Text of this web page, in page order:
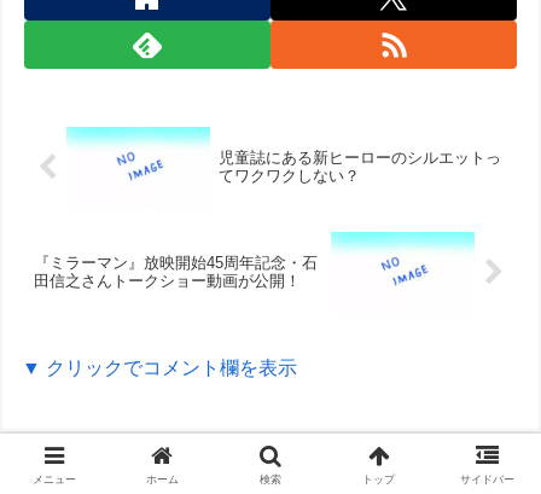
児童誌にある新ヒーローのシルエットっ
てワクワクしない？
『ミラーマン』放映開始45周年記念・石
田信之さんトークショー動画が公開！
▼ クリックでコメント欄を表示
メニュー ホーム 検索 トップ サイドバー